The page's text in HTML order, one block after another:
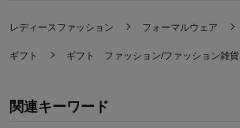
レディースファッション フォーマルウェア
ギフト ギフト ファッション/ファッション雑貨
関連キーワード